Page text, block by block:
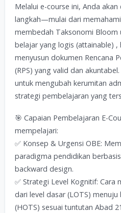
Melalui e-course ini, Anda
langkah—mulai dari
membedah Taksonomi Bloom
belajar yang logis (attainable) ,
menyusun dokumen Rencana
(RPS) yang valid dan
untuk mengubah kerumitan
strategi pembelajaran yang
🎯 Capaian Pembelajaran E-
mempelajari:
✅ Konsep & Urgensi OBE:
paradigma pendidikan
backward design.
✅ Strategi Level Kognitif:
dari level dasar (LOTS)
(HOTS) sesuai tuntutan Abad